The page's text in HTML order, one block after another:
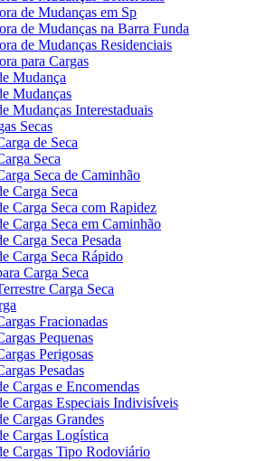
de Mudanças em Sp
de Mudanças na Barra Funda
de Mudanças Residenciais
para Cargas
Mudança
Mudanças
Mudanças Interestaduais
Secas
de Seca
Seca
Seca de Caminhão
Carga Seca
Carga Seca com Rapidez
Carga Seca em Caminhão
Carga Seca Pesada
Carga Seca Rápido
Carga Seca
Carga Seca
Fracionadas
Pequenas
Perigosas
Pesadas
Cargas e Encomendas
Cargas Especiais Indivisíveis
Cargas Grandes
Cargas Logística
Cargas Tipo Rodoviário